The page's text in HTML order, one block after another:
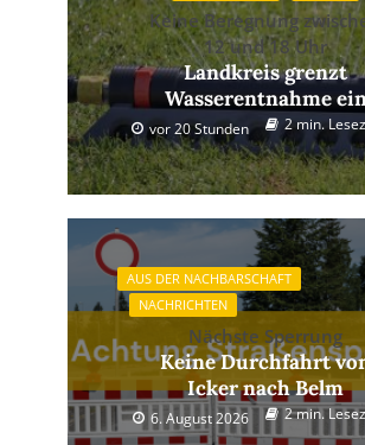
Keine Beregnung
12 und 18 Uhr
Landkreis grenzt
Wasserentnahme
vor 20 Stunden 2 min.
AUS DER NACHBARSCHAFT
NACHRICHTEN
Nächste Sperrung
Keine Durchfahrt
Icker nach Belm
6. August 2026 2 min.